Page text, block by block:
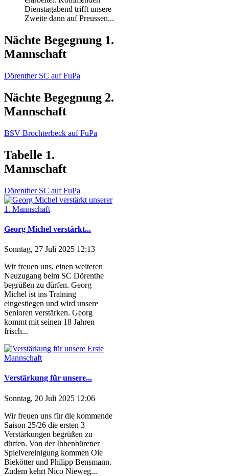
Dienstagabend trifft unsere
Zweite dann auf Preussen...
Nächte Begegnung 1.
Mannschaft
Dörenther SC auf FuPa
Nächte Begegnung 2.
Mannschaft
BSV Brochterbeck auf FuPa
Tabelle 1.
Mannschaft
Dörenther SC auf FuPa
Georg Michel verstärkt...
Sonntag, 27 Juli 2025 12:13
Wir freuen uns, einen weiteren
Neuzugang beim SC Dörenthe
begrüßen zu dürfen. Georg
Michel ist ins Training
eingestiegen und wird unsere
Senioren verstärken. Georg
kommt mit seinen 18 Jahren
frisch...
Verstärkung für unsere...
Sonntag, 20 Juli 2025 12:06
Wir freuen uns für die kommende
Saison 25/26 die ersten 3
Verstärkungen begrüßen zu
dürfen. Von der Ibbenbürener
Spielvereinigung kommen Ole
Biekötter und Philipp Bensmann.
Zudem kehrt Nico Nieweg...